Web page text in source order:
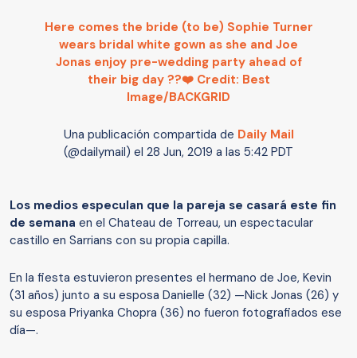
Here comes the bride (to be) Sophie Turner
wears bridal white gown as she and Joe
Jonas enjoy pre-wedding party ahead of
their big day ??❤️ Credit: Best
Image/BACKGRID
Una publicación compartida de Daily Mail
(@dailymail) el 28 Jun, 2019 a las 5:42 PDT
Los medios especulan que la pareja se casará este fin
de semana en el Chateau de Torreau, un espectacular
castillo en Sarrians con su propia capilla.
En la fiesta estuvieron presentes el hermano de Joe, Kevin
(31 años) junto a su esposa Danielle (32) —Nick Jonas (26) y
su esposa Priyanka Chopra (36) no fueron fotografiados ese
día—.